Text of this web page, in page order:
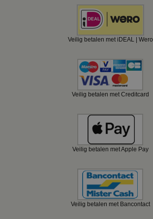
Veilig betalen met iDEAL | Wero
Veilig betalen met Creditcard
Veilig betalen met Apple Pay
Veilig betalen met Bancontact